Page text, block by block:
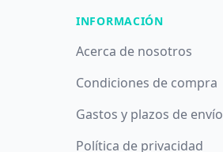
INFORMACIÓN
Acerca de nosotros
Condiciones de compra
Gastos y plazos de envío
Política de privacidad